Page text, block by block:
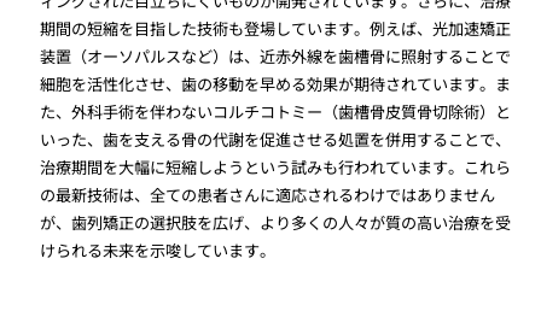
期間の短縮を目指した技術も登場しています。例えば、光加速矯正
装置（オーソパルスなど）は、近赤外線を歯槽骨に照射することで
細胞を活性化させ、歯の移動を早める効果が期待されています。ま
た、外科手術を伴わないコルチコトミー（歯槽骨皮質骨切除術）と
いった、歯を支える骨の代謝を促進させる処置を併用することで、
治療期間を大幅に短縮しようという試みも行われています。これら
の最新技術は、全ての患者さんに適応されるわけではありません
が、歯列矯正の選択肢を広げ、より多くの人々が質の高い治療を受
けられる未来を示唆しています。